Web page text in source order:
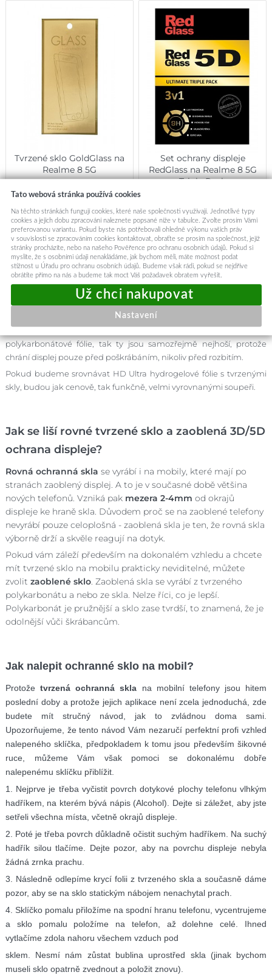
Tvrzené sklo GoldGlass na
Realme 8 5G
199,-
Okamžité odeslání
Přidat do košíku
Set ochrany displeje
RedGlass na Realme 8 5G
Triple Pack
Okamžité odeslání
Přidat do košíku
Je lepší fólie nebo ochranné sklo?
To nelze jednoznačně říci. Pokud uvažujeme levné tenké
polykarbonátové fólie, tak ty jsou samozřejmě nejhoší, protože
chrání displej pouze před poškrábáním, nikoliv před rozbitím.
Pokud budeme srovnávat HD Ultra hydrogelové fólie s tvrzenými
skly, budou jak cenově, tak funkčně, velmi vyrovnanými soupeři.
Jak se liší rovné tvrzené sklo a zaoblená 3D/5D
ochrana displeje?
Rovná ochranná skla se vyrábí i na mobily, které mají po
stranách zaoblený displej. A to je v současné době většina
nových telefonů. Vzniká pak mezera 2-4mm od okrajů
displeje ke hraně skla. Důvodem proč se na zaoblené telefony
nevyrábí pouze celoplošná - zaoblená skla je ten, že rovná skla
výborně drží a skvěle reagují na dotyk.
Pokud vám záleží především na dokonalém vzhledu a chcete
mít tvrzené sklo na mobilu prakticky neviditelné, můžete
zvolit zaoblené sklo. Zaoblená skla se vyrábí z tvrzeného
polykarbonátu a nebo ze skla. Nelze říci, co je lepší.
Polykarbonát je pružnější a sklo zase tvrdší, to znamená, že je
odolnější vůči škrábancům.
Jak nalepit ochranné sklo na mobil?
Protožetvrzená ochranná skla na mobilní telefony jsou hitem
poslední doby a protože jejich aplikace není zcela jednoduchá, zde
budete mít stručný návod, jak to zvládnou doma sami.
Upozorňujeme, že tento návod Vám nezaručí perfektní profi vzhled
nalepeného sklíčka, předpokladem k tomu jsou především šikovné
ruce, můžeme Vám však pomoci se dokonalému dobře
nalepenému sklíčku přiblížit.
1. Nejprve je třeba vyčistit povrch dotykové plochy telefonu vlhkým
hadříkem, na kterém bývá nápis (Alcohol). Dejte si záležet, aby jste
setřeli všechna místa, včetně okrajů displeje.
2. Poté je třeba povrch důkladně očistit suchým hadříkem. Na suchý
hadřík silou tlačíme. Dejte pozor, aby na povrchu displeje nebyla
žádná zrnka prachu.
3. Následně odlepíme krycí folii z tvrzeného skla a současně dáme
pozor, aby se na sklo statickým nábojem nenachytal prach.
4. Sklíčko pomalu přiložíme na spodní hranu telefonu, vycentrujeme
a sklo pomalu položíme na telefon, až dolehne celé. Ihned
vytlačíme zdola nahoru všechem vzduch pod
sklem. Nesmí nám zůstat bublina uprostřed skla (jinak bychom
museli sklo opatrně zvednout a položit znovu).
Tato webová stránka používá cookies
Na těchto stránkách fungují cookies, které naše společnosti využívají. Jednotlivé typy
cookies a jejich dobu zpracování naleznete popsané níže v tabulce. Zvolte prosím Vámi
preferovanou variantu. Pokud byste nás potřebovali ohledně výkonu vašich práv
v souvislosti se zpracováním cookies kontaktovat, obraťte se prosím na společnost, jejíž
stránky procházíte, nebo na našeho Pověřence pro ochranu osobních údajů. Pokud si
myslíte, že s osobními údaji nenakládáme, jak bychom měli, máte možnost podat
stížnost u Úřadu pro ochranu osobních údajů. Budeme však rádi, pokud se nejdříve
obrátíte přímo na nás a budeme tak moct Váš požadavek obratem vyřešit.
Nastavení